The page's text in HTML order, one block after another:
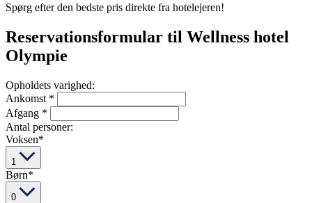
Spørg efter den bedste pris direkte fra hotelejeren!
Reservationsformular til Wellness hotel
Olympie
Opholdets varighed:
Ankomst *
Afgang *
Antal personer:
Voksen*
1
Børn*
0